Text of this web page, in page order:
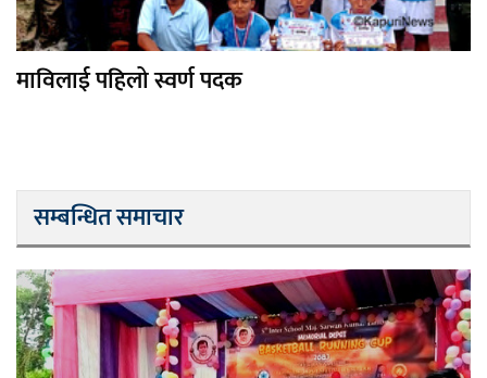
माविलाई पहिलो स्वर्ण पदक
सम्बन्धित समाचार